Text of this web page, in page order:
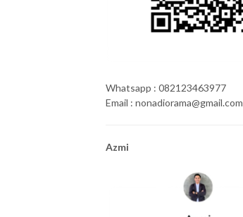
Whatsapp : 082123463977
Email : nonadiorama@gmail.com
Azmi